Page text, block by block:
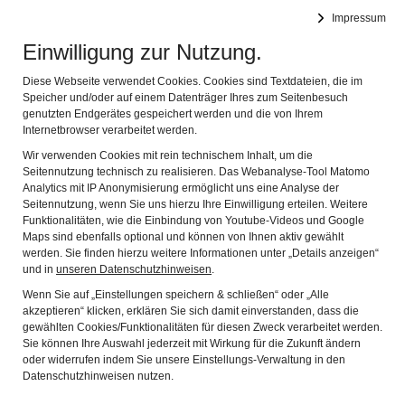
Impressum
Einwilligung zur Nutzung.
Diese Webseite verwendet Cookies. Cookies sind Textdateien, die im
Speicher und/oder auf einem Datenträger Ihres zum Seitenbesuch
genutzten Endgerätes gespeichert werden und die von Ihrem
Internetbrowser verarbeitet werden.
Wir verwenden Cookies mit rein technischem Inhalt, um die
Seitennutzung technisch zu realisieren. Das Webanalyse-Tool Matomo
Analytics mit IP Anonymisierung ermöglicht uns eine Analyse der
Seitennutzung, wenn Sie uns hierzu Ihre Einwilligung erteilen. Weitere
Funktionalitäten, wie die Einbindung von Youtube-Videos und Google
Maps sind ebenfalls optional und können von Ihnen aktiv gewählt
werden. Sie finden hierzu weitere Informationen unter „Details anzeigen“
und in unseren Datenschutzhinweisen.
Wenn Sie auf „Einstellungen speichern & schließen“ oder „Alle
akzeptieren“ klicken, erklären Sie sich damit einverstanden, dass die
gewählten Cookies/Funktionalitäten für diesen Zweck verarbeitet werden.
Sie können Ihre Auswahl jederzeit mit Wirkung für die Zukunft ändern
oder widerrufen indem Sie unsere Einstellungs-Verwaltung in den
Datenschutzhinweisen nutzen.
DER VEREIN
Der Träger- und Förderverein Synagoge Memmelsdorf (Ufr.)
e.V. wurde im Jahr 1993 gegründet und hat zur Zeit circa 100
Mitglieder. 1995 erwarb der Verein die Synagoge, deren
Instandsetzung mit dem Festakt zum Abschluss der
Renovierungsarbeiten am 11. Juli 2004 abgeschlossen wurde.
Pädagogen in Schule und Erwachsenenbildung, die dieses
Projekt von Beginn an in die Partnerschaft des Landkreises
Haßberge mit Kiryat Motzkin in Israel und den
Schüleraustausch mit einer israelischen Schule eingebunden